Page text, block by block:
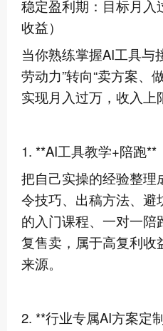
稳定盈利期：目标月入
收益）
当你熟练掌握AI工具与
劳动力”转向“卖方案、
实现月入过万，收入上
1. **AI工具教学+陪跑**
把自己实操的经验整理
令技巧、出稿方法、避
的入门课程、一对一陪
复售卖，属于高复利收
来源。
2. **行业专属AI方案定